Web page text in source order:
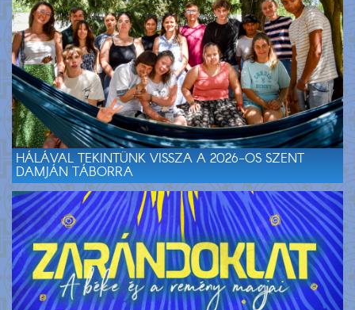
HÁLÁVAL TEKINTÜNK VISSZA A 2026-OS SZENT
DAMJÁN TÁBORRA